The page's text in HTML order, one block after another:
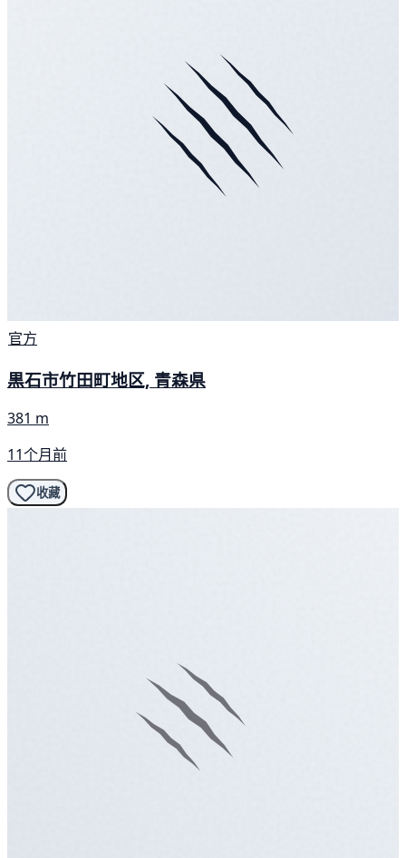
官方
黒石市竹田町地区, 青森県
381 m
11个月前
收藏